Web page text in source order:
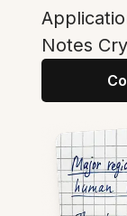
Notes